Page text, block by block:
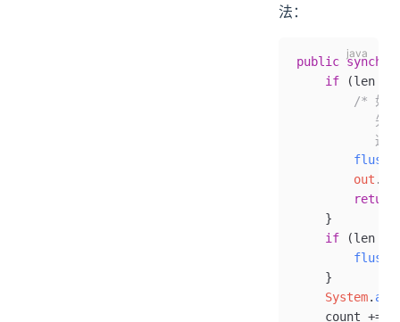
法：
public
    if
(len
/* 如果
先刷
这样
        out
.
        return
    }
    if
(len
    }
    System
.
    count
+=